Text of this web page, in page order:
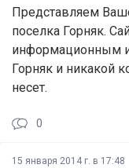
Представляем
поселка Горняк.
информационным
Горняк и никакой
несет.
0
15 января 2014 г. в 17:48